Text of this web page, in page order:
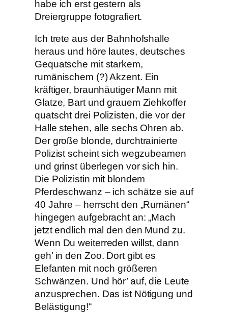
habe ich erst gestern als
Dreiergruppe fotografiert.
Ich trete aus der Bahnhofshalle
heraus und höre lautes, deutsches
Gequatsche mit starkem,
rumänischem (?) Akzent. Ein
kräftiger, braunhäutiger Mann mit
Glatze, Bart und grauem Ziehkoffer
quatscht drei Polizisten, die vor der
Halle stehen, alle sechs Ohren ab.
Der große blonde, durchtrainierte
Polizist scheint sich wegzubeamen
und grinst überlegen vor sich hin.
Die Polizistin mit blondem
Pferdeschwanz – ich schätze sie auf
40 Jahre – herrscht den „Rumänen“
hingegen aufgebracht an: „Mach
jetzt endlich mal den den Mund zu.
Wenn Du weiterreden willst, dann
geh’ in den Zoo. Dort gibt es
Elefanten mit noch größeren
Schwänzen. Und hör’ auf, die Leute
anzusprechen. Das ist Nötigung und
Belästigung!“